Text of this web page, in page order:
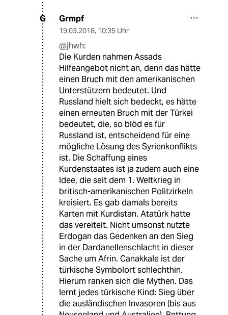
G Grmpf
19.03.2018, 10:35 Uhr
@jhwh:
Die Kurden nahmen Assads
Hilfeangebot nicht an, denn das hätte
einen Bruch mit den amerikanischen
Unterstützern bedeutet. Und
Russland hielt sich bedeckt, es hätte
einen erneuten Bruch mit der Türkei
bedeutet, die, so blöd es für
Russland ist, entscheidend für eine
mögliche Lösung des Syrienkonflikts
ist. Die Schaffung eines
Kurdenstaates ist ja zudem auch eine
Idee, die seit dem 1. Weltkrieg in
britisch-amerikanischen Politzirkeln
kreisiert. Es gab damals bereits
Karten mit Kurdistan. Atatürk hatte
das vereitelt. Nicht umsonst nutzte
Erdogan das Gedenken an den Sieg
in der Dardanellenschlacht in dieser
Sache um Afrin. Canakkale ist der
türkische Symbolort schlechthin.
Hierum ranken sich die Mythen. Das
lernt jedes türkische Kind: Sieg über
die ausländischen Invasoren (bis aus